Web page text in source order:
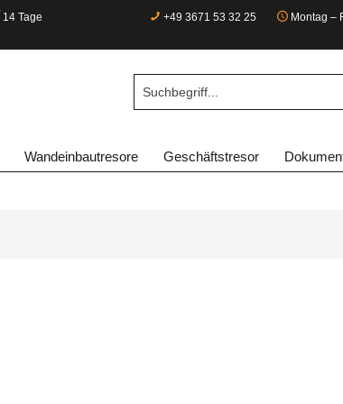
14 Tage
+49 3671 53 32 25 Montag –
Wandeinbautresore Geschäftstresor